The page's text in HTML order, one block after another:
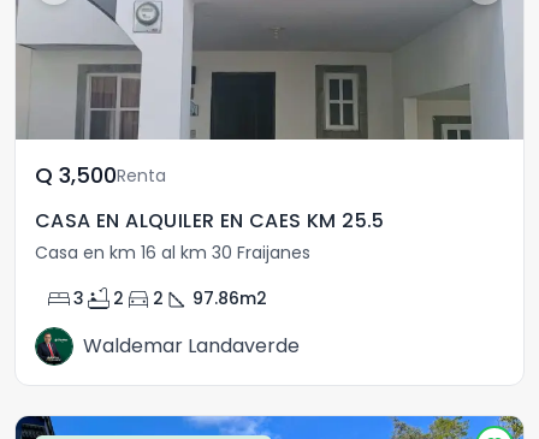
Q	3,500Renta
CASA EN ALQUILER EN CAES KM 25.5
Casa en km 16 al km 30 Fraijanes
bed3 bathtub 2 directions_car 2 square_foot 97.86m2
Waldemar Landaverde